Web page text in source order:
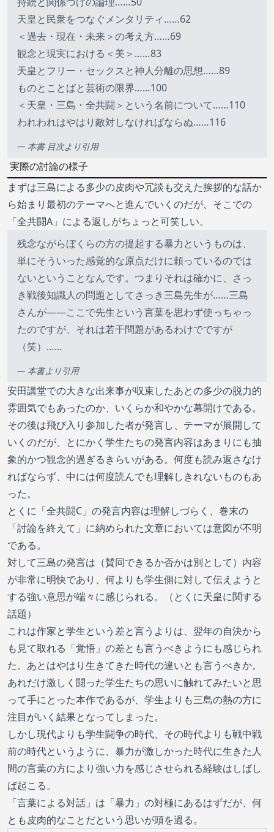
天皇と民衆をつなぐメンタリティ……62
＜過去・現在・未来＞の考え方……69
観念と現実における＜美＞……83
天皇とフリー・セックスと神人分離の思想……89
ものとことばと芸術の限界……100
＜天皇・三島・全共闘＞という名前について……110
われわれはやはり敵対しなければならぬ……116
— 本書 目次より引用
実際の討論の様子
まずは三島による多少の皮肉や冗談も交えた挨拶的な話か
ら始まり最初のテーマへと進んでいくのだが、そこでの
「全共闘A」による返しがちょっと可笑しい。
残念ながらぼくらの方の提起する暴力というものは、
単にそういった感覚的な原点だけに頼っているのでは
ないということなんです。つまりそれは確かに、さっ
き戦後知識人の問題としてさっき三島先生が……三島
さんが――ここで先生という言葉を思わず使っちゃっ
たのですが、それは若干問題があるわけでですが
（笑）……
— 本書より引用
安田講堂での大きな出来事が収束したあとの多少の脱力的
雰囲気でもあったのか、いくらか和やかな幕開けである。
その後は飛び入り参加した者が発言し、テーマが展開して
いくのだが、とにかく学生たちの発言内容はあまりにも抽
象的かつ観念的過ぎるきらいがある。何度も読み返さなけ
ればならず、中には何度読んでも理解しきれないものもあ
った。
とくに「全共闘C」の発言内容は理解しづらく、巻末の
「討論を終えて」に納められた文章においては意図が不明
である。
対して三島の発言は（賛同できるか否かは別として）内容
が非常に明快であり、何よりも学生側に対して伝えようと
する強い意思が端々に感じられる。（とくに天皇に関する
話題）
これは作家と学生という差と言うよりは、翌年の自決から
も見て取れる「覚悟」の差とも言うべきようにも感じられ
た。あとはやはり生きてきた時代の違いとも言うべきか。
あれだけ激しく闘った学生たちの思いに触れてみたいと思
って手にとった本作であるが、学生よりも三島の熱の方に
注目がいく結果となってしまった。
しかし現代よりも学生闘争の時代、その時代よりも戦中戦
前の時代というように、暴力が激しかった時代に生きた人
間の言葉の方により強い力を感じさせられる経験はしばし
ば起こる。
「言葉による対話」は「暴力」の対極にあるはずだが、何
とも皮肉的なことだという思いが頭を過る。